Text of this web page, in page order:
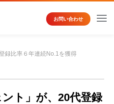
お問い合わせ
録比率６年連続No.1を獲得
ント」が、20代登録